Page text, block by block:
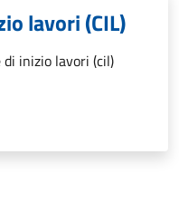
lavori (CIL)
inizio lavori (cil)